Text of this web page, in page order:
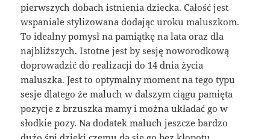
pierwszych dobach istnienia dziecka. Całość jest
wspaniale stylizowana dodając uroku maluszkom.
To idealny pomysł na pamiątkę na lata oraz dla
najbliższych. Istotne jest by sesję noworodkową
doprowadzić do realizacji do 14 dnia życia
maluszka. Jest to optymalny moment na tego typu
sesje dlatego że maluch w dalszym ciągu pamięta
pozycje z brzuszka mamy i można układać go w
słodkie pozy. Na dodatek maluch jeszcze bardzo